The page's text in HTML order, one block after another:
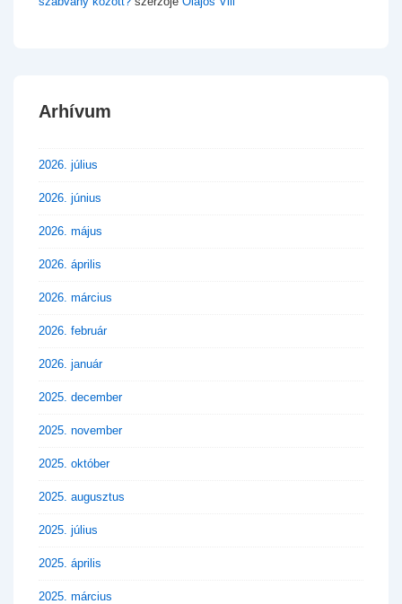
Arhívum
2026. július
2026. június
2026. május
2026. április
2026. március
2026. február
2026. január
2025. december
2025. november
2025. október
2025. augusztus
2025. július
2025. április
2025. március